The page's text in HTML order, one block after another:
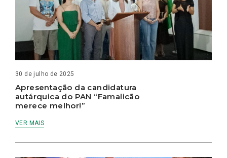
30 de julho de 2025
Apresentação da candidatura
autárquica do PAN “Famalicão
merece melhor!”
VER MAIS